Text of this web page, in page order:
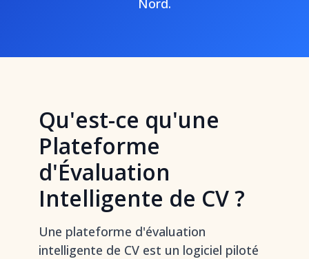
Nord.
Qu'est-ce qu'une
Plateforme
d'Évaluation
Intelligente de CV ?
Une plateforme d'évaluation
intelligente de CV est un logiciel piloté